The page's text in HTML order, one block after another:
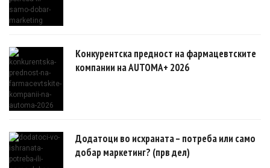
Конкурентска предност на фармацевтските
компании на AUTOMA+ 2026
Додатоци во исхраната – потреба или само
добар маркетинг? (прв дел)